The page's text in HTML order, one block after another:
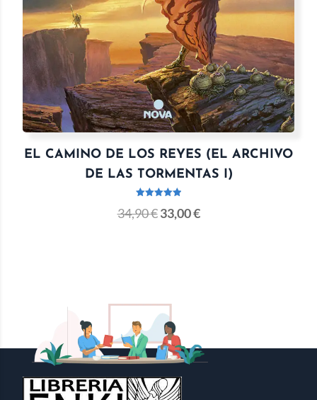
EL CAMINO DE LOS REYES (EL ARCHIVO
DE LAS TORMENTAS I)
con
34,90€ 33,00€